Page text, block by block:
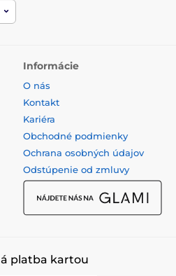
Informácie
O nás
Kontakt
Kariéra
Obchodné podmienky
Ochrana osobných údajov
Odstúpenie od zmluvy
platba kartou